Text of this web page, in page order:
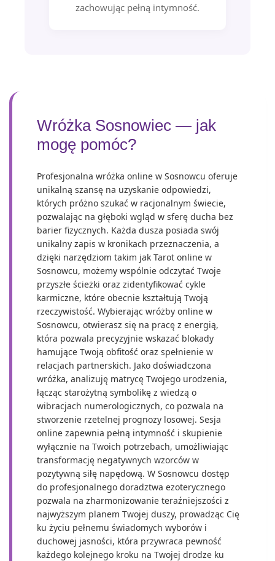
zachowując pełną intymność.
Wróżka Sosnowiec — jak
mogę pomóc?
Profesjonalna wróżka online w Sosnowcu oferuje
unikalną szansę na uzyskanie odpowiedzi,
których próżno szukać w racjonalnym świecie,
pozwalając na głęboki wgląd w sferę ducha bez
barier fizycznych. Każda dusza posiada swój
unikalny zapis w kronikach przeznaczenia, a
dzięki narzędziom takim jak Tarot online w
Sosnowcu, możemy wspólnie odczytać Twoje
przyszłe ścieżki oraz zidentyfikować cykle
karmiczne, które obecnie kształtują Twoją
rzeczywistość. Wybierając wróżby online w
Sosnowcu, otwierasz się na pracę z energią,
która pozwala precyzyjnie wskazać blokady
hamujące Twoją obfitość oraz spełnienie w
relacjach partnerskich. Jako doświadczona
wróżka, analizuję matrycę Twojego urodzenia,
łącząc starożytną symbolikę z wiedzą o
wibracjach numerologicznych, co pozwala na
stworzenie rzetelnej prognozy losowej. Sesja
online zapewnia pełną intymność i skupienie
wyłącznie na Twoich potrzebach, umożliwiając
transformację negatywnych wzorców w
pozytywną siłę napędową. W Sosnowcu dostęp
do profesjonalnego doradztwa ezoterycznego
pozwala na zharmonizowanie teraźniejszości z
najwyższym planem Twojej duszy, prowadząc Cię
ku życiu pełnemu świadomych wyborów i
duchowej jasności, która przywraca pewność
każdego kolejnego kroku na Twojej drodze ku